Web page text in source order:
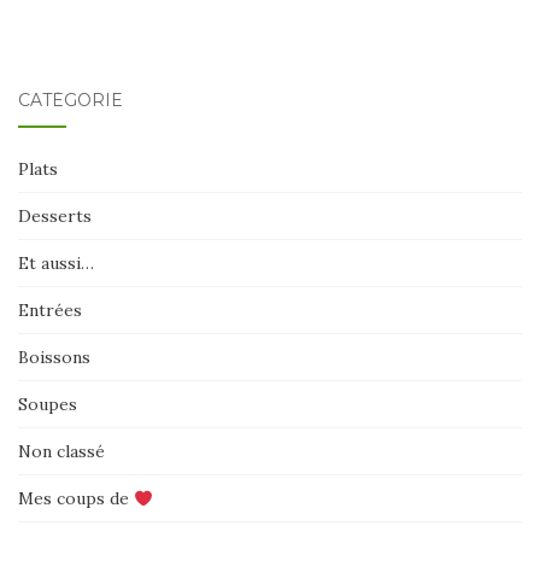
CATÉGORIE
Plats
Desserts
Et aussi…
Entrées
Boissons
Soupes
Non classé
Mes coups de